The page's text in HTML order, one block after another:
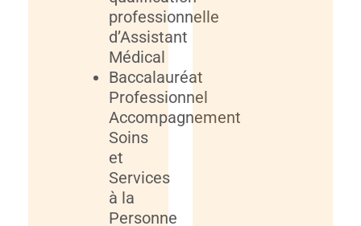
professionnelle
d’Assistant
Médical
Baccalauréat
Professionnel
Accompagnement
Soins
et
Services
à la
Personne